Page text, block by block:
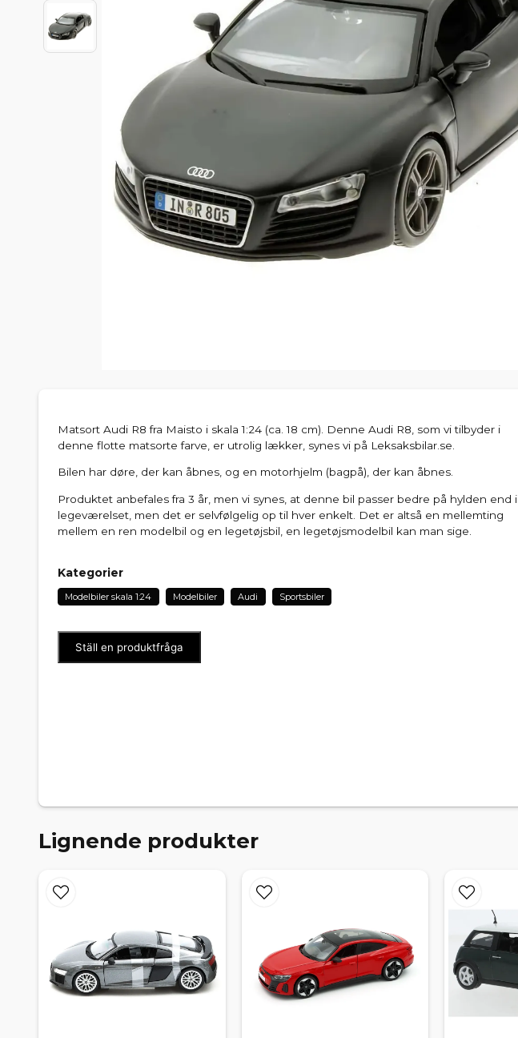
Matsort Audi R8 fra Maisto i skala 1:24 (ca. 18 cm). Denne Audi R8, som vi tilbyder i
denne flotte matsorte farve, er utrolig lækker, synes vi på Leksaksbilar.se.
Bilen har døre, der kan åbnes, og en motorhjelm (bagpå), der kan åbnes.
Produktet anbefales fra 3 år, men vi synes, at denne bil passer bedre på hylden end i
legeværelset, men det er selvfølgelig op til hver enkelt. Det er altså en mellemting
mellem en ren modelbil og en legetøjsbil, en legetøjsmodelbil kan man sige.
Kategorier
Modelbiler skala 1:24 Modelbiler Audi Sportsbiler
Ställ en produktfråga
Lignende produkter